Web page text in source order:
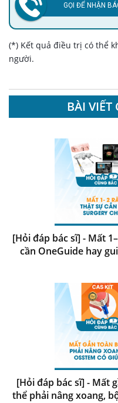
GỌI ĐỂ NHẬN
(*) Kết quả điều trị có thể
người.
BÀI VIẾT
[Hỏi đáp bác sĩ] - Mất
cần OneGuide hay
[Hỏi đáp bác sĩ] - Mất
thể phải nâng xoang,